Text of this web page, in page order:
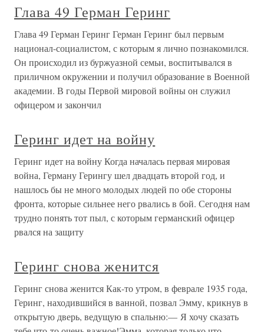
Глава 49 Герман Геринг
Глава 49 Герман Геринг Герман Геринг был первым
национал-социалистом, с которым я лично познакомился.
Он происходил из буржуазной семьи, воспитывался в
приличном окружении и получил образование в Военной
академии. В годы Первой мировой войны он служил
офицером и закончил
Геринг идет на войну
Геринг идет на войну Когда началась первая мировая
война, Герману Герингу шел двадцать второй год, и
нашлось бы не много молодых людей по обе стороны
фронта, которые сильнее него рвались в бой. Сегодня нам
трудно понять тот пыл, с которым германский офицер
рвался на защиту
Геринг снова женится
Геринг снова женится Как-то утром, в феврале 1935 года,
Геринг, находившийся в ванной, позвал Эмму, крикнув в
открытую дверь, ведущую в спальню:— Я хочу сказать